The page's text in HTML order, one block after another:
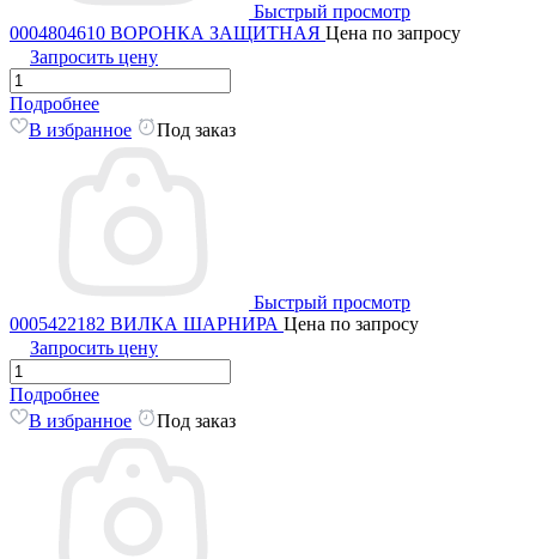
Быстрый просмотр
0004804610 ВОРОНКА ЗАЩИТНАЯ Цена по запросу
Запросить цену
Подробнее
В избранное
Под заказ
Быстрый просмотр
0005422182 ВИЛКА ШАРНИРА Цена по запросу
Запросить цену
Подробнее
В избранное
Под заказ